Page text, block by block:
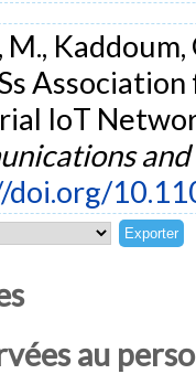
M.,
IoT
doi.org/
au